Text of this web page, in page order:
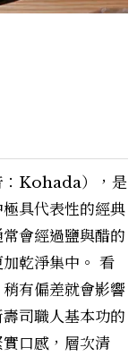
：Kohada），是
具代表性的經典
會經過鹽與醋的
乾淨集中。 看
有偏差就會影響
司職人基本功的
口感，層次清